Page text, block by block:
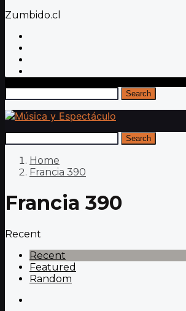
Zumbido.cl
Search
Search
Home
Francia 390
Francia 390
Recent
Recent
Featured
Random